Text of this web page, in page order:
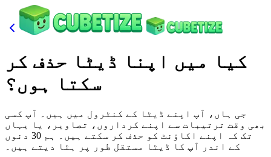
کیا میں اپنا ڈیٹا حذف کر
سکتا ہوں؟
جی ہاں، آپ اپنے ڈیٹا کے کنٹرول میں ہیں۔ آپ کسی
بھی وقت ترتیبات سے اپنے کرداروں، تصاویر، یا یہاں
تک کہ اپنے اکاؤنٹ کو حذف کر سکتے ہیں۔ ہم 30 دنوں
کے اندر آپ کا ڈیٹا مستقل طور پر ہٹا دیتے ہیں۔